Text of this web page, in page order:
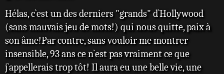
s
a
g
Hélas, c`est un des derniers "grands" d`Hollywood
(sans mauvais jeu de mots!) qui nous quitte, paix à
son âme!Par contre, sans vouloir me montrer
insensible, 93 ans ce n`est pas vraiment ce que
j`appellerais trop tôt! Il aura eu une belle vie, une